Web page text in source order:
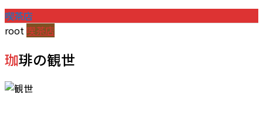
喫茶店
root 喫茶店
珈琲の観世